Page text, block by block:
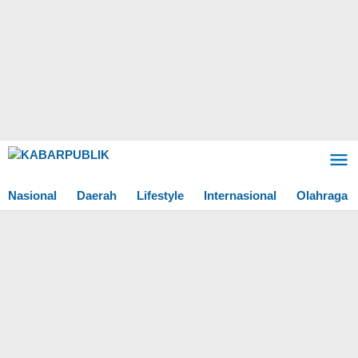
Lewati
Nasional
Daerah Lifestyle Internasional Olahraga